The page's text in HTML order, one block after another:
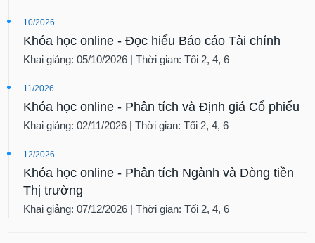
10/2026
Khóa học online - Đọc hiểu Báo cáo Tài chính
Khai giảng: 05/10/2026 | Thời gian: Tối 2, 4, 6
11/2026
Khóa học online - Phân tích và Định giá Cổ phiếu
Khai giảng: 02/11/2026 | Thời gian: Tối 2, 4, 6
12/2026
Khóa học online - Phân tích Ngành và Dòng tiền
Thị trường
Khai giảng: 07/12/2026 | Thời gian: Tối 2, 4, 6